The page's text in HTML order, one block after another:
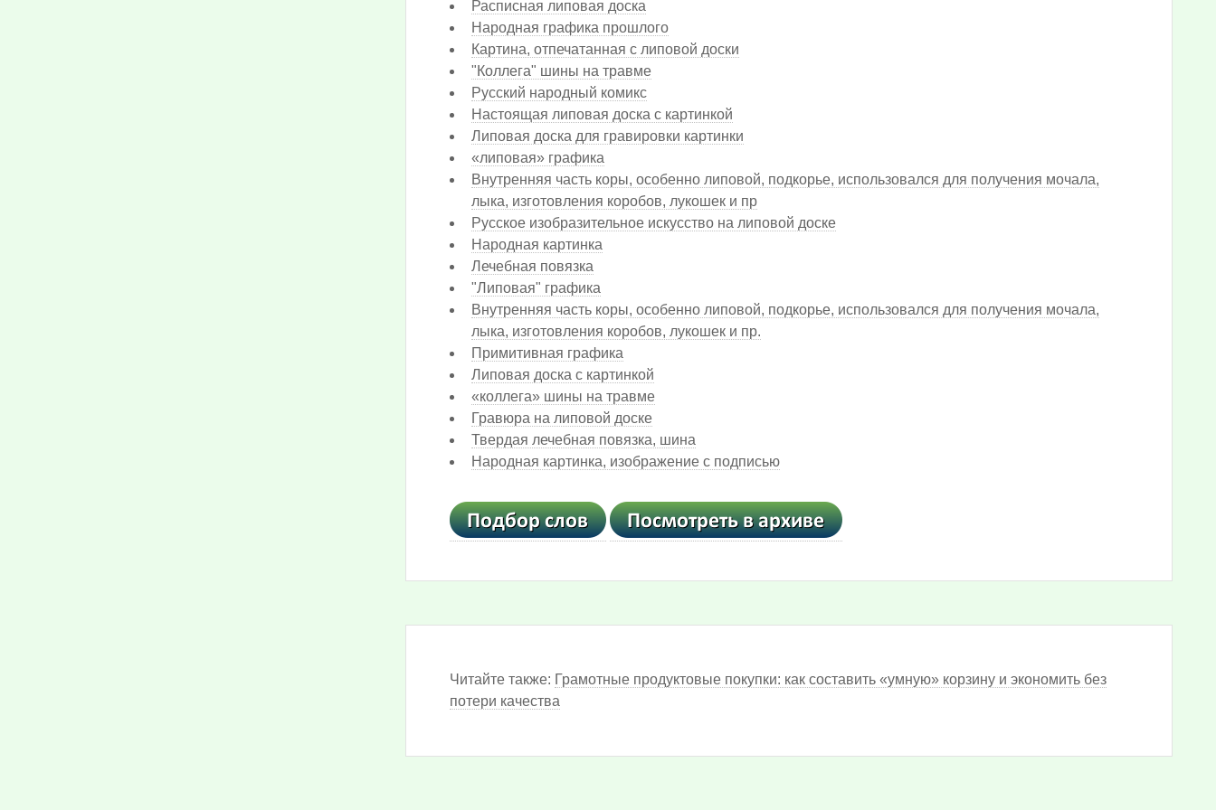
Расписная липовая доска
Народная графика прошлого
Картина, отпечатанная с липовой доски
"Коллега" шины на травме
Русский народный комикс
Настоящая липовая доска с картинкой
Липовая доска для гравировки картинки
«липовая» графика
Внутренняя часть коры, особенно липовой, подкорье, использовался для получения мочала,
лыка, изготовления коробов, лукошек и пр
Русское изобразительное искусство на липовой доске
Народная картинка
Лечебная повязка
"Липовая" графика
Внутренняя часть коры, особенно липовой, подкорье, использовался для получения мочала,
лыка, изготовления коробов, лукошек и пр.
Примитивная графика
Липовая доска с картинкой
«коллега» шины на травме
Гравюра на липовой доске
Твердая лечебная повязка, шина
Народная картинка, изображение с подписью
Читайте также: Грамотные продуктовые покупки: как составить «умную» корзину и экономить без
потери качества